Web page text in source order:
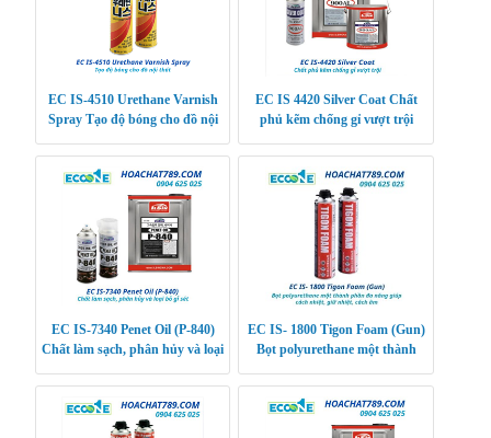
EC IS-4510 Urethane Varnish
Spray Tạo độ bóng cho đồ nội
EC IS 4420 Silver Coat Chất
phủ kẽm chống gỉ vượt trội
EC IS-7340 Penet Oil (P-840)
Chất làm sạch, phân hủy và loại
EC IS- 1800 Tigon Foam (Gun)
Bọt polyurethane một thành
giữ nhiệt, các